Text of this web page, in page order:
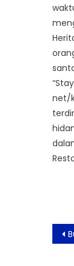
net/